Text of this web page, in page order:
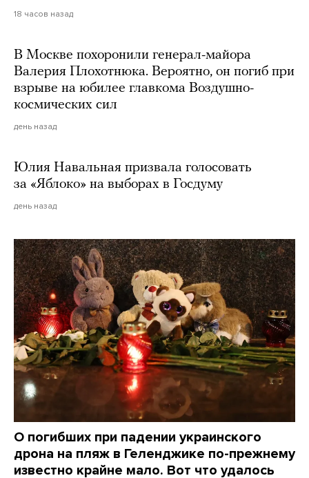
18 часов назад
В Москве похоронили генерал-майора
Валерия Плохотнюка. Вероятно, он погиб при
взрыве на юбилее главкома Воздушно-
космических сил
день назад
Юлия Навальная призвала голосовать
за «Яблоко» на выборах в Госдуму
день назад
О погибших при падении украинского
дрона на пляж в Геленджике по-прежнему
известно крайне мало. Вот что удалось